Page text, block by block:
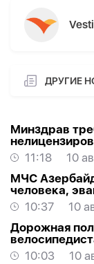
ДРУГИЕ
Минздрав
деятельности
11:18
10
МЧС
человека,
10:37
10
Дорожная
10:03
10